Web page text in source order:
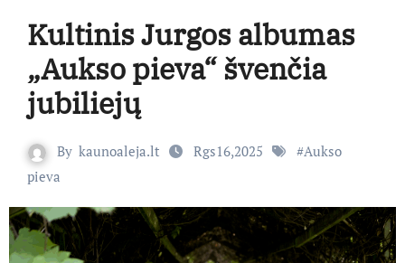
Kultinis Jurgos albumas
„Aukso pieva“ švenčia
jubiliejų
By kaunoaleja.lt Rgs16,2025 #Aukso
pieva